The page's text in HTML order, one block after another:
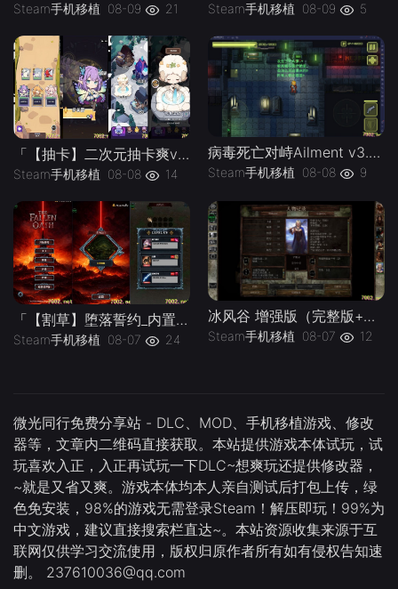
Steam手机移植 08-09 21 Steam手机移植 08-09 5
「【抽卡】二次元抽卡爽v0.34.4_免广告-手机移植版下载-.均亲测可玩
Steam手机移植 08-08 14
病毒死亡对峙Ailment v3.3.5》[完整版]Steam移植
Steam手机移植 08-08 9
「【割草】堕落誓约_内置作弊菜单」-手机移植版下载-.均亲测可玩
Steam手机移植 08-07 24
冰风谷 增强版（完整版+菜单版）Steam移植 特别好评的龙与地下城规则奇幻角色扮演游戏！
Steam手机移植 08-07 12
微光同行免费分享站 - DLC、MOD、手机移植游戏、修改
器等，文章内二维码直接获取。本站提供游戏本体试玩，试
玩喜欢入正，入正再试玩一下DLC~想爽玩还提供修改器，
~就是又省又爽。游戏本体均本人亲自测试后打包上传，绿
色免安装，98%的游戏无需登录Steam！解压即玩！99%为
中文游戏，建议直接搜索栏直达~。本站资源收集来源于互
联网仅供学习交流使用，版权归原作者所有如有侵权告知速
删。 237610036@qq.com